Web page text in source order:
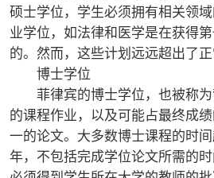
硕士学位，学生必须拥有相关领
业学位，如法律和医学是在获得
的。然而，这些计划远远超出了正
博士学位
菲律宾的博士学位，也被称为
的课程作业，以及可能占最终成
一的论文。大多数博士课程的时
年，不包括完成学位论文所需的